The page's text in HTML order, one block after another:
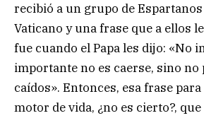
recibió a un grupo de
Vaticano y una frase que a ellos
fue cuando el Papa les dijo: «No
importante no es caerse, sino no
caídos». Entonces, esa frase
motor de vida, ¿no es cierto?,